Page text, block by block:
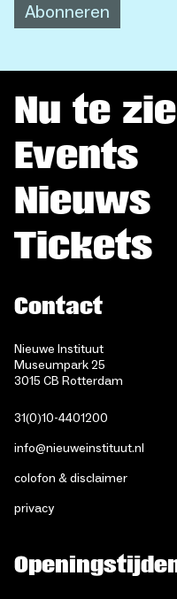
Abonneren
Nu te
Events
Nieuws
Tickets
Contact
Nieuwe Instituut
Museumpark 25
3015 CB Rotterdam
31(0)10-4401200
info@nieuweinstituut.nl
colofon & disclaimer
privacy